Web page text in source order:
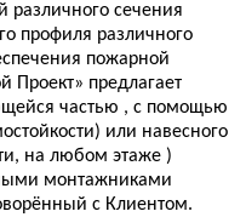
различного сечения
профиля различного
пожарной
Проект» предлагает
частью , с помощью
или навесного
на любом этаже )
монтажниками
с Клиентом.